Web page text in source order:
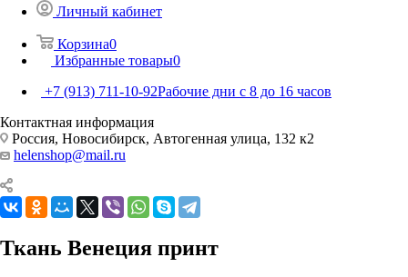
Личный кабинет
Корзина0
Избранные товары0
+7 (913) 711-10-92Рабочие дни с 8 до 16 часов
Контактная информация
Россия, Новосибирск, Автогенная улица, 132 к2
helenshop@mail.ru
Ткань Венеция принт